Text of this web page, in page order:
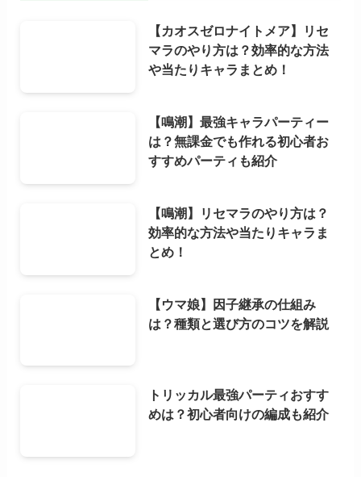
【カオスゼロナイトメア】リセ
マラのやり方は？効率的な方法
や当たりキャラまとめ！
【鳴潮】最強キャラパーティー
は？無課金でも作れる初心者お
すすめパーティも紹介
【鳴潮】リセマラのやり方は？
効率的な方法や当たりキャラま
とめ！
【ウマ娘】因子継承の仕組み
は？種類と選び方のコツを解説
トリッカル最強パーティおすす
めは？初心者向けの編成も紹介